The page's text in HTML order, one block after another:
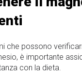
che possono
è importante
con la dieta.